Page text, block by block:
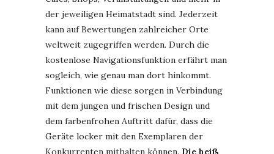
der jeweiligen Heimatstadt sind. Jederzeit
kann auf Bewertungen zahlreicher Orte
weltweit zugegriffen werden. Durch die
kostenlose Navigationsfunktion erfährt man
sogleich, wie genau man dort hinkommt.
Funktionen wie diese sorgen in Verbindung
mit dem jungen und frischen Design und
dem farbenfrohen Auftritt dafür, dass die
Geräte locker mit den Exemplaren der
Konkurrenten mithalten können. Die heiß